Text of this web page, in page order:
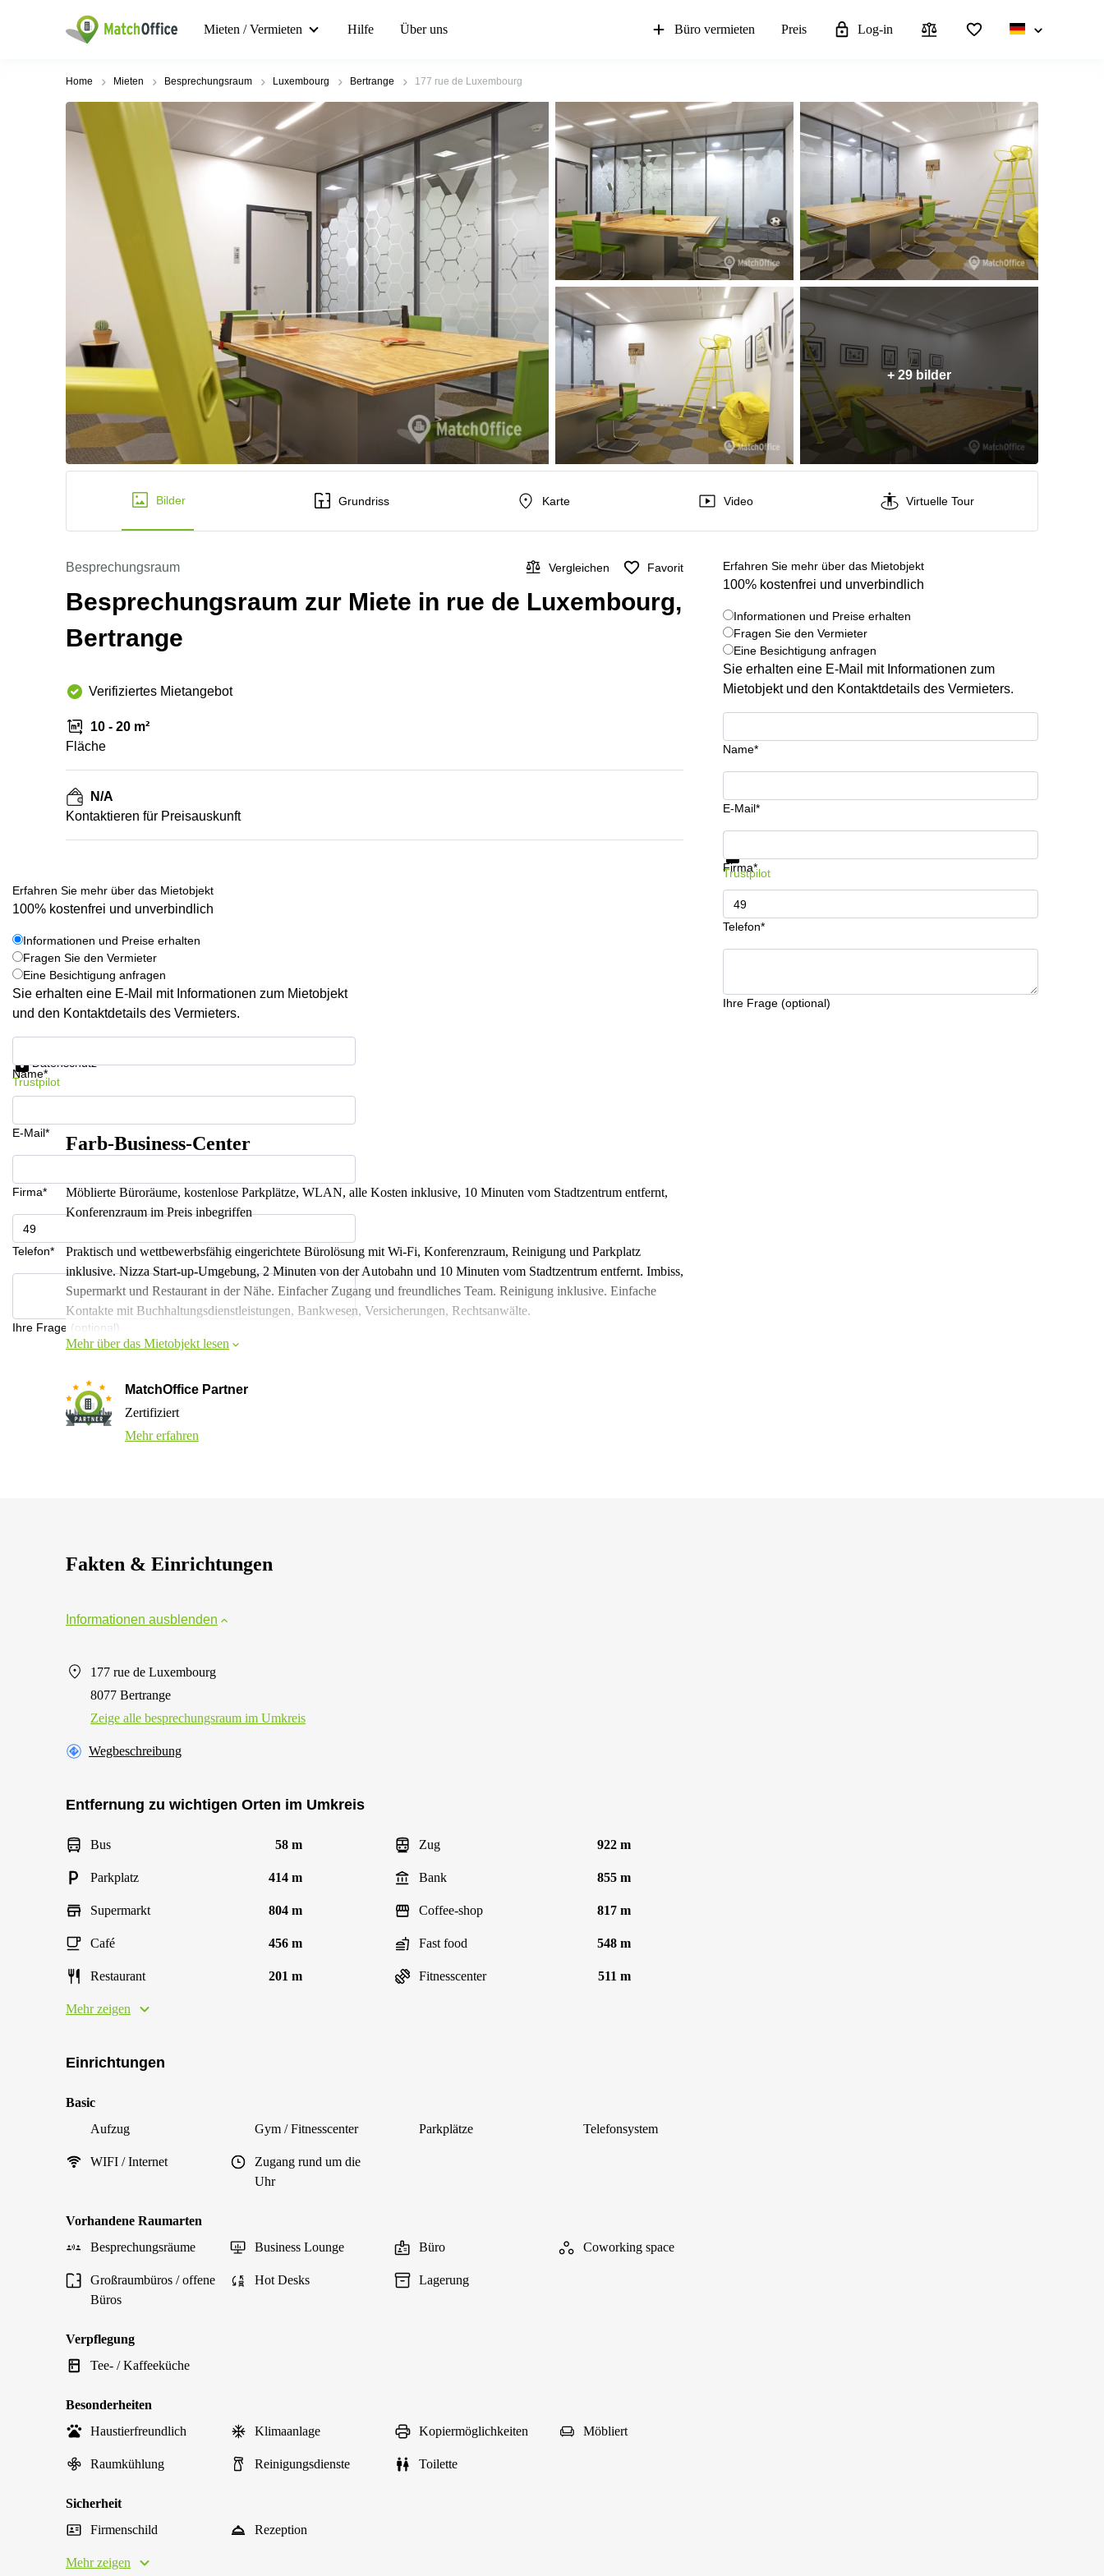
Mieten / Vermieten Hilfe Über uns Büro vermieten Preis Log-in
Home Mieten Besprechungsraum Luxembourg Bertrange 177 rue de Luxembourg
+ 29 bilder
Bilder Grundriss Karte Video Virtuelle Tour
Besprechungsraum Vergleichen Favorit
Besprechungsraum zur Miete in rue de Luxembourg,
Bertrange
Verifiziertes Mietangebot
10 - 20 m²
Fläche
N/A
Kontaktieren für Preisauskunft
Erfahren Sie mehr über das Mietobjekt
100% kostenfrei und unverbindlich
Informationen und Preise erhalten
Fragen Sie den Vermieter
Eine Besichtigung anfragen
Sie erhalten eine E-Mail mit Informationen zum
Mietobjekt und den Kontaktdetails des Vermieters.
Name*
E-Mail*
Firma*
Telefon*
Ihre Frage (optional)
Informationen und Preise erhalten
Trustpilot
Erfahren Sie mehr über das Mietobjekt
100% kostenfrei und unverbindlich
Informationen und Preise erhalten
Fragen Sie den Vermieter
Eine Besichtigung anfragen
Sie erhalten eine E-Mail mit Informationen zum Mietobjekt
und den Kontaktdetails des Vermieters.
Name*
E-Mail*
Firma*
Telefon*
Ihre Frage (optional)
Datenschutz
Trustpilot
Farb-Business-Center
Möblierte Büroräume, kostenlose Parkplätze, WLAN, alle Kosten inklusive, 10 Minuten vom Stadtzentrum entfernt,
Konferenzraum im Preis inbegriffen
Praktisch und wettbewerbsfähig eingerichtete Bürolösung mit Wi-Fi, Konferenzraum, Reinigung und Parkplatz
inklusive. Nizza Start-up-Umgebung, 2 Minuten von der Autobahn und 10 Minuten vom Stadtzentrum entfernt. Imbiss,
Supermarkt und Restaurant in der Nähe. Einfacher Zugang und freundliches Team. Reinigung inklusive. Einfache
Kontakte mit Buchhaltungsdienstleistungen, Bankwesen, Versicherungen, Rechtsanwälte.
Mehr über das Mietobjekt lesen
MatchOffice Partner
Zertifiziert
Mehr erfahren
Fakten & Einrichtungen
Informationen ausblenden
177 rue de Luxembourg
8077 Bertrange
Zeige alle besprechungsraum im Umkreis
Wegbeschreibung
Entfernung zu wichtigen Orten im Umkreis
Bus 58 m Zug 922 m
Parkplatz 414 m Bank 855 m
Supermarkt 804 m Coffee-shop 817 m
Café 456 m Fast food 548 m
Restaurant 201 m Fitnesscenter 511 m
Mehr zeigen
Einrichtungen
Basic
Aufzug
Gym / Fitnesscenter Parkplätze Telefonsystem
WIFI / Internet
Zugang rund um die
Uhr
Vorhandene Raumarten
Besprechungsräume
Business Lounge Büro Coworking space
Großraumbüros / offene
Büros
Hot Desks Lagerung
Verpflegung
Tee- / Kaffeeküche
Besonderheiten
Haustierfreundlich
Klimaanlage Kopiermöglichkeiten Möbliert
Raumkühlung Reinigungsdienste Toilette
Sicherheit
Firmenschild
Rezeption
Mehr zeigen